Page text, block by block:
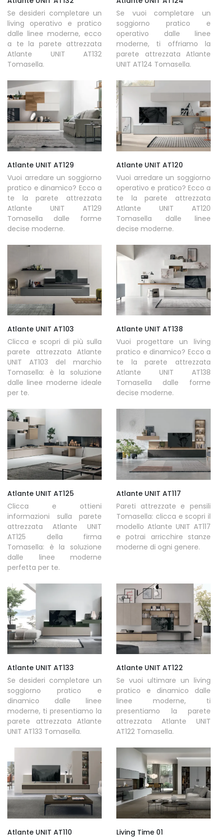
Se desideri completare un
living operativo e pratico
dalle linee moderne, ecco
a te la parete attrezzata
Atlante UNIT AT132
Tomasella.
Se vuoi completare un
soggiorno pratico e
operativo dalle linee
moderne, ti offriamo la
parete attrezzata Atlante
UNIT AT124 Tomasella.
Atlante UNIT AT129
Vuoi arredare un soggiorno
pratico e dinamico? Ecco a
te la parete attrezzata
Atlante UNIT AT129
Tomasella dalle forme
decise moderne.
Atlante UNIT AT120
Vuoi arredare un soggiorno
operativo e pratico? Ecco a
te la parete attrezzata
Atlante UNIT AT120
Tomasella dalle linee
decise moderne.
Atlante UNIT AT103
Clicca e scopri di più sulla
parete attrezzata Atlante
UNIT AT103 del marchio
Tomasella: è la soluzione
dalle linee moderne ideale
per te.
Atlante UNIT AT138
Vuoi progettare un living
pratico e dinamico? Ecco a
te la parete attrezzata
Atlante UNIT AT138
Tomasella dalle forme
decise moderne.
Atlante UNIT AT125
Clicca e ottieni
informazioni sulla parete
attrezzata Atlante UNIT
AT125 della firma
Tomasella: è la soluzione
dalle linee moderne
perfetta per te.
Atlante UNIT AT117
Pareti attrezzate e pensili
Tomasella: clicca e scopri il
modello Atlante UNIT AT117
e potrai arricchire stanze
moderne di ogni genere.
Atlante UNIT AT133
Se desideri completare un
soggiorno pratico e
dinamico dalle linee
moderne, ti presentiamo la
parete attrezzata Atlante
UNIT AT133 Tomasella.
Atlante UNIT AT122
Se vuoi ultimare un living
pratico e dinamico dalle
linee moderne, ti
presentiamo la parete
attrezzata Atlante UNIT
AT122 Tomasella.
Atlante UNIT AT110
Living Time 01